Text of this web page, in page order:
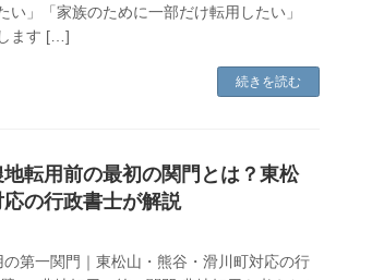
い」「家族のために一部だけ転用したい」
ます […]
続きを読む
地転用前の最初の関門とは？東松
の行政書士が解説
第一関門｜東松山・熊谷・滑川町対応の行